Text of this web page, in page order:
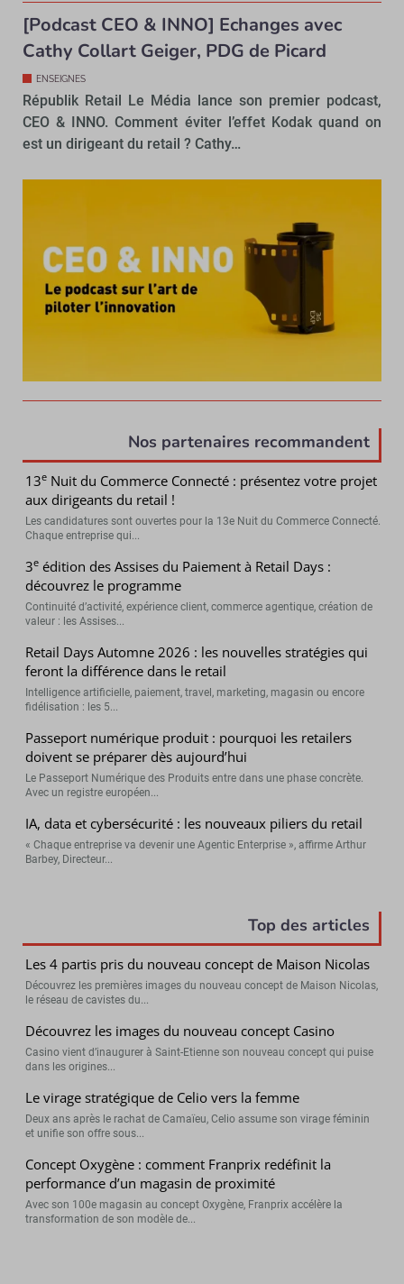
[Podcast CEO & INNO] Echanges avec
Cathy Collart Geiger, PDG de Picard
ENSEIGNES
Républik Retail Le Média lance son premier podcast,
CEO & INNO. Comment éviter l’effet Kodak quand on
est un dirigeant du retail ? Cathy…
Nos partenaires recommandent
13e Nuit du Commerce Connecté : présentez votre projet
aux dirigeants du retail !
Les candidatures sont ouvertes pour la 13e Nuit du Commerce Connecté.
Chaque entreprise qui...
3e édition des Assises du Paiement à Retail Days :
découvrez le programme
Continuité d’activité, expérience client, commerce agentique, création de
valeur : les Assises...
Retail Days Automne 2026 : les nouvelles stratégies qui
feront la différence dans le retail
Intelligence artificielle, paiement, travel, marketing, magasin ou encore
fidélisation : les 5...
Passeport numérique produit : pourquoi les retailers
doivent se préparer dès aujourd’hui
Le Passeport Numérique des Produits entre dans une phase concrète.
Avec un registre européen...
IA, data et cybersécurité : les nouveaux piliers du retail
« Chaque entreprise va devenir une Agentic Enterprise », affirme Arthur
Barbey, Directeur...
Top des articles
Les 4 partis pris du nouveau concept de Maison Nicolas
Découvrez les premières images du nouveau concept de Maison Nicolas,
le réseau de cavistes du...
Découvrez les images du nouveau concept Casino
Casino vient d’inaugurer à Saint-Etienne son nouveau concept qui puise
dans les origines...
Le virage stratégique de Celio vers la femme
Deux ans après le rachat de Camaïeu, Celio assume son virage féminin
et unifie son offre sous...
Concept Oxygène : comment Franprix redéfinit la
performance d’un magasin de proximité
Avec son 100e magasin au concept Oxygène, Franprix accélère la
transformation de son modèle de...